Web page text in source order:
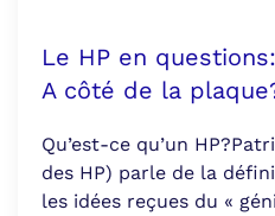
Le HP en
A côté de la
Qu’est-ce qu’un
des HP) parle de la
les idées reçues du «